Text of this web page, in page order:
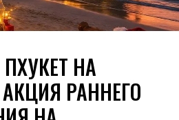
НА
РАННЕГО